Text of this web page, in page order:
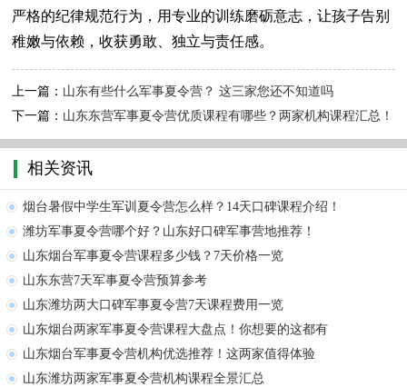
严格的纪律规范行为，用专业的训练磨砺意志，让孩子告别
稚嫩与依赖，收获勇敢、独立与责任感。
上一篇： 山东有些什么军事夏令营？ 这三家您还不知道吗
下一篇： 山东东营军事夏令营优质课程有哪些？两家机构课程汇总！
相关资讯
烟台暑假中学生军训夏令营怎么样？14天口碑课程介绍！
潍坊军事夏令营哪个好？山东好口碑军事营地推荐！
山东烟台军事夏令营课程多少钱？7天价格一览
山东东营7天军事夏令营预算参考
山东潍坊两大口碑军事夏令营7天课程费用一览
山东烟台两家军事夏令营课程大盘点！你想要的这都有
山东烟台军事夏令营机构优选推荐！这两家值得体验
山东潍坊两家军事夏令营机构课程全景汇总